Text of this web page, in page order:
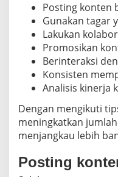
Posting konten
Gunakan tagar
Lakukan
Promosikan
Berinteraksi
Konsisten
Analisis kinerja
Dengan mengikuti
meningkatkan
menjangkau lebih
Posting